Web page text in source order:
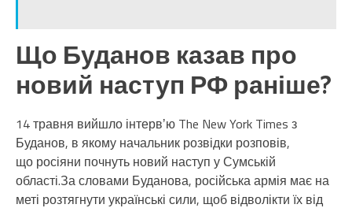
Що Буданов казав про
новий наступ РФ раніше?
14 травня вийшло інтервʼю The New York Times з
Буданов, в якому начальник розвідки розповів,
що росіяни почнуть новий наступ у Сумській
області.За словами Буданова, російська армія має на
меті розтягнути українські сили, щоб відволікти їх від